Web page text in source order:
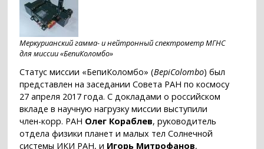
Меркурианский гамма- и нейтронный спектрометр МГНС
для миссии «БепиКоломбо»
Статус миссии «БепиКоломбо» (BepiColombo) был
представлен на заседании Совета РАН по космосу
27 апреля 2017 года. С докладами о российском
вкладе в научную нагрузку миссии выступили
член-корр. РАН Олег Кораблев, руководитель
отдела физики планет и малых тел Солнечной
системы ИКИ РАН, и Игорь Митрофанов,